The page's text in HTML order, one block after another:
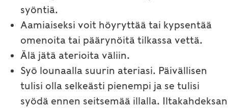
syöntiä.
Aamiaiseksi voit höyryttää tai kypsentää
omenoita tai päärynöitä tilkassa vettä.
Älä jätä aterioita väliin.
Syö lounaalla suurin ateriasi. Päivällisen
tulisi olla selkeästi pienempi ja se tulisi
syödä ennen seitsemää illalla. Iltakahdeksan